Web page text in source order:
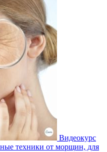
Видеокурс
техники от морщин, для